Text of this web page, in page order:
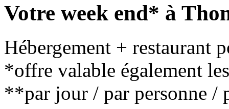
Votre week end* à
Hébergement + restaurant
*offre valable également
**par jour / par personne /